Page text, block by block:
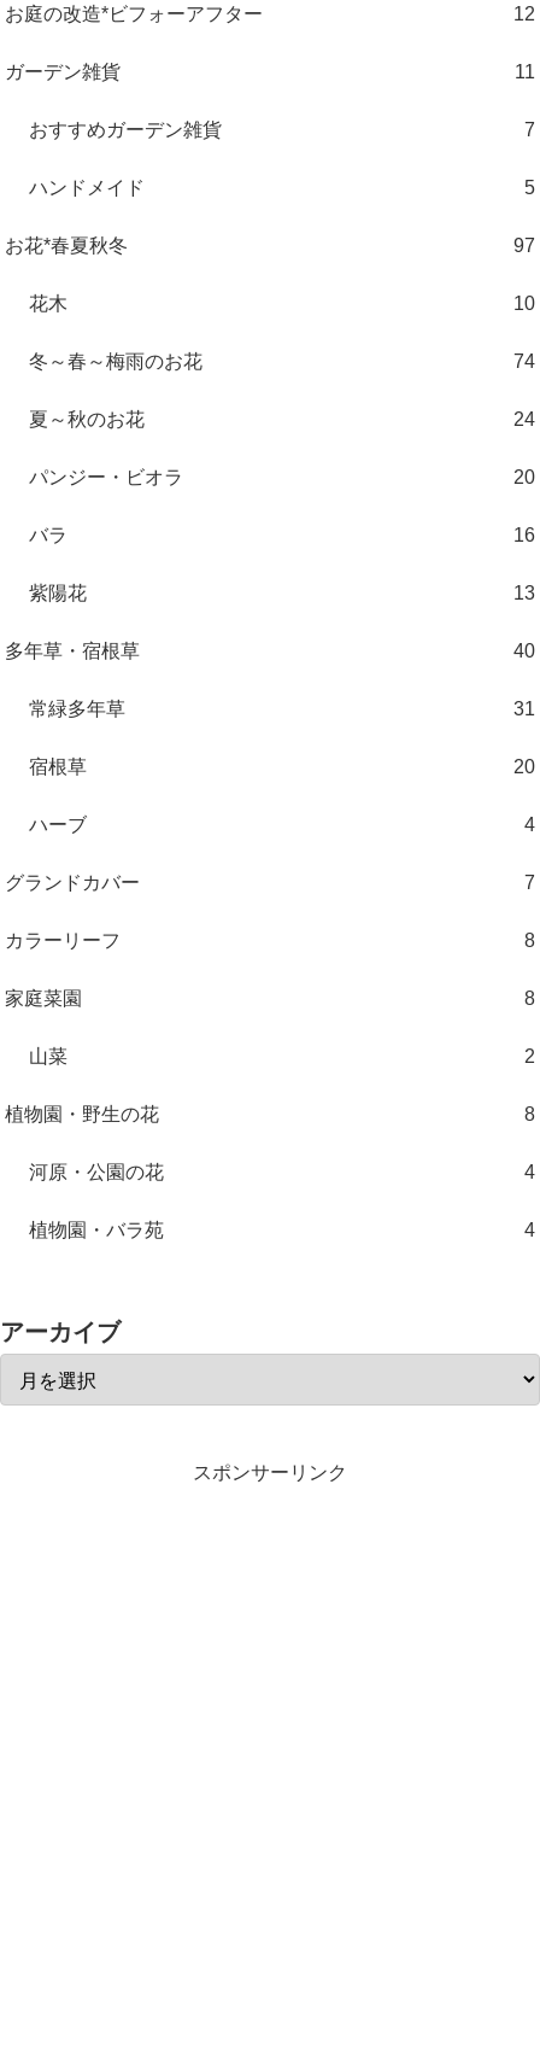
お庭の改造*ビフォーアフター 12
ガーデン雑貨 11
おすすめガーデン雑貨 7
ハンドメイド 5
お花*春夏秋冬 97
花木 10
冬～春～梅雨のお花 74
夏～秋のお花 24
パンジー・ビオラ 20
バラ 16
紫陽花 13
多年草・宿根草 40
常緑多年草 31
宿根草 20
ハーブ 4
グランドカバー 7
カラーリーフ 8
家庭菜園 8
山菜 2
植物園・野生の花 8
河原・公園の花 4
植物園・バラ苑 4
アーカイブ
スポンサーリンク